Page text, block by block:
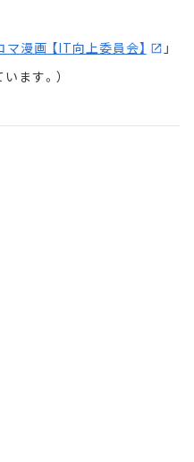
漫画 【IT向上委員会】
」
ます。）